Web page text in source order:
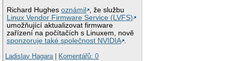
Richard Hughesoznámil
, že službu
Linux Vendor Firmware Service (LVFS)
umožňující aktualizovat firmware
zařízení na počítačích s Linuxem, nově
sponzoruje také společnost NVIDIA .
Ladislav Hagara | Komentářů: 0